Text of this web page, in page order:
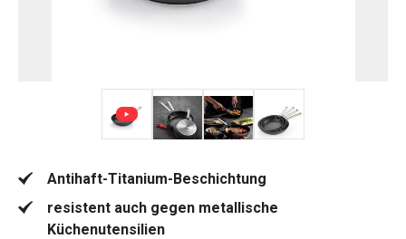
Antihaft-Titanium-Beschichtung
resistent auch gegen metallische
Küchenutensilien